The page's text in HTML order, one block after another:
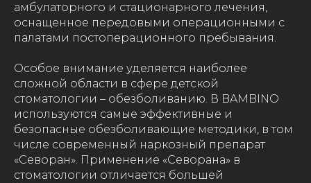
амбулаторного и стационарного лечения,
оснащенное передовыми операционными с
палатами постоперационного пребывания.
Особое внимание уделяется наиболее
сложной области в сфере детской
стоматологии – обезболиванию. В BAMBINO
используются самые эффективные и
безопасные обезболивающие методики, в том
числе современный наркозный препарат
«Севоран». Применение «Севорана» в
стоматологии отличается большей